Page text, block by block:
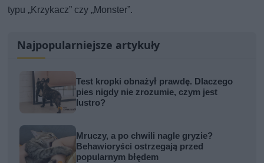
typu „Krzykacz” czy „Monster”.
Najpopularniejsze artykuły
Test kropki obnażył prawdę. Dlaczego
pies nigdy nie zrozumie, czym jest
lustro?
Mruczy, a po chwili nagle gryzie?
Behawioryści ostrzegają przed
popularnym błędem